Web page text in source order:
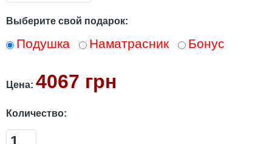
Выберите свой подарок:
Подушка Наматрасник Бонус
Цена: 4067 грн
Количество: